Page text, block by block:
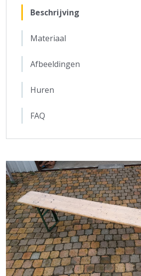
Beschrijving
Materiaal
Afbeeldingen
Huren
FAQ